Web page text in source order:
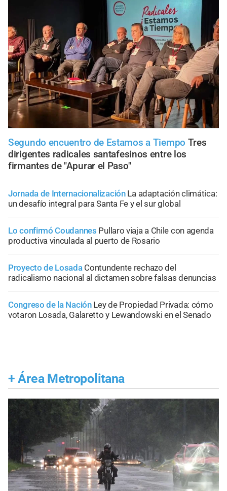
Segundo encuentro de Estamos a Tiempo Tres
dirigentes radicales santafesinos entre los
firmantes de "Apurar el Paso"
Jornada de Internacionalización La adaptación climática:
un desafío integral para Santa Fe y el sur global
Lo confirmó Coudannes Pullaro viaja a Chile con agenda
productiva vinculada al puerto de Rosario
Proyecto de Losada Contundente rechazo del
radicalismo nacional al dictamen sobre falsas denuncias
Congreso de la Nación Ley de Propiedad Privada: cómo
votaron Losada, Galaretto y Lewandowski en el Senado
+ Área Metropolitana